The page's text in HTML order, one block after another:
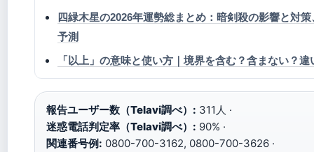
四緑木星の2026年運勢総まとめ：暗剣殺の影響と対
予測
「以上」の意味と使い方｜境界を含む？含まない？違
報告ユーザー数（Telavi調べ）: 311人 ·
迷惑電話判定率（Telavi調べ）: 90% ·
関連番号例: 0800-700-3162, 0800-700-3626 ·